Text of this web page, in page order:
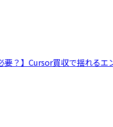
要？】Cursor買収で揺れる